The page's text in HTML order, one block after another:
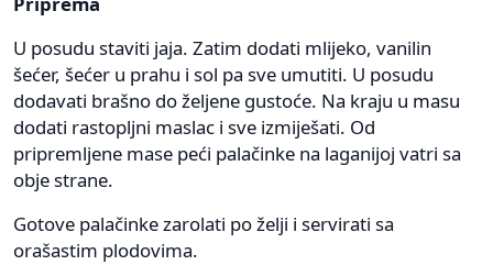
U posudu staviti jaja. Zatim dodati mlijeko, vanilin
šećer, šećer u prahu i sol pa sve umutiti. U posudu
dodavati brašno do željene gustoće. Na kraju u masu
dodati rastopljni maslac i sve izmiješati. Od
pripremljene mase peći palačinke na laganijoj vatri sa
obje strane.
Gotove palačinke zarolati po želji i servirati sa
orašastim plodovima.